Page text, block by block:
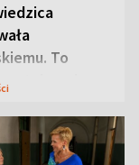
To
tajemnica